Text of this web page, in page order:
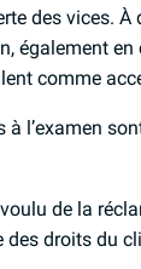
des vices. À
également en
comme
à l’examen
voulu de la
des droits du